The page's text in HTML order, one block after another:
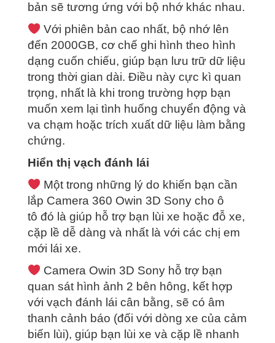
bản sẽ tương ứng với bộ nhớ khác nhau.
Với phiên bản cao nhất, bộ nhớ lên
đến 2000GB, cơ chế ghi hình theo hình
dạng cuốn chiếu, giúp bạn lưu trữ dữ liệu
trong thời gian dài. Điều này cực kì quan
trọng, nhất là khi trong trường hợp bạn
muốn xem lại tình huống chuyển động và
va chạm hoặc trích xuất dữ liệu làm bằng
chứng.
Hiển thị vạch đánh lái
Một trong những lý do khiến bạn cần
lắp Camera 360 Owin 3D Sony cho ô
tô đó là giúp hỗ trợ bạn lùi xe hoặc đỗ xe,
cặp lề dễ dàng và nhất là với các chị em
mới lái xe.
Camera Owin 3D Sony hỗ trợ bạn
quan sát hình ảnh 2 bên hông, kết hợp
với vạch đánh lái cân bằng, sẽ có âm
thanh cảnh báo (đối với dòng xe của cảm
biến lùi), giúp bạn lùi xe và cặp lề nhanh